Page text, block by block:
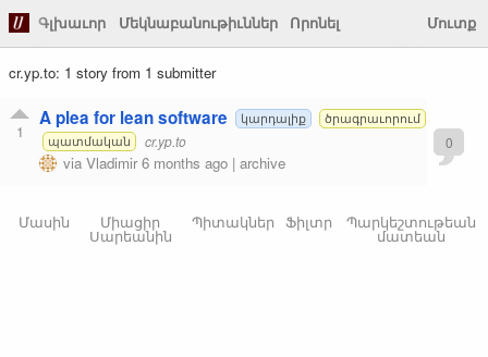
Գլխաւոր Մեկնաբանութիւններ Որոնել Մուտք
cr.yp.to: 1 story from 1 submitter
1
A plea for lean software կարդալիք
ծրագրաւորում
պատմական
cr.yp.to
via Vladimir 6 months ago | archive
0
Մասին Միացիր
Սարեանին
Պիտակներ Ֆիլտր Պարկեշտութեան
մատեան